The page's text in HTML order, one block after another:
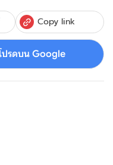
Copy link
ปรดบน Google